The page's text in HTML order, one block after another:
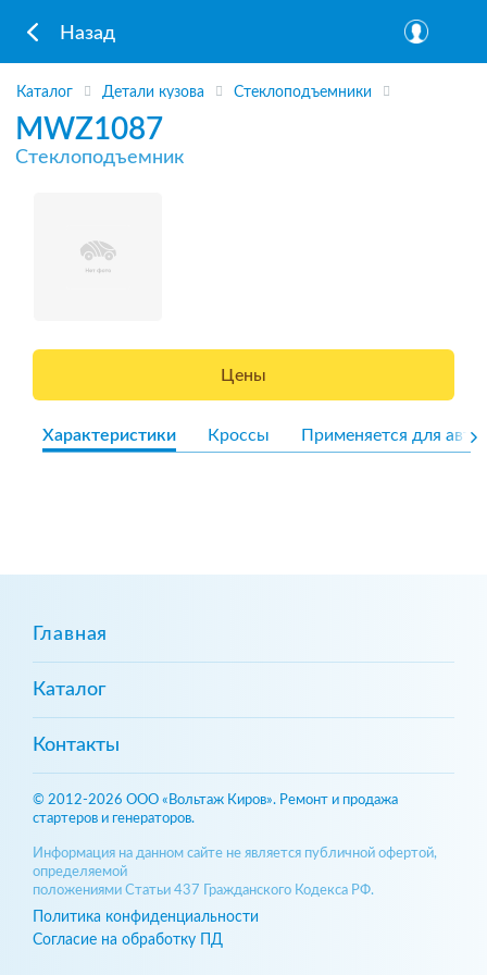
Назад
Каталог Детали кузова Стеклоподъемники
MWZ1087
Стеклоподъемник
Цены
Характеристики Кроссы Применяется для авто
Главная
Каталог
Контакты
© 2012-2026 ООО «Вольтаж Киров». Ремонт и продажа
стартеров и генераторов.
Информация на данном сайте не является публичной офертой,
определяемой
положениями Статьи 437 Гражданского Кодекса РФ.
Политика конфиденциальности
Согласие на обработку ПД